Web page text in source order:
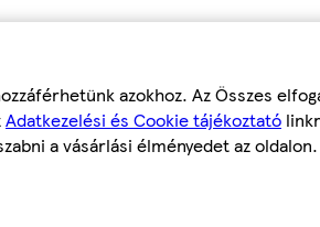
azokhoz. Az Összes
Adatkezelési és Cookie tájékoztató
a vásárlási élményedet az oldalon.